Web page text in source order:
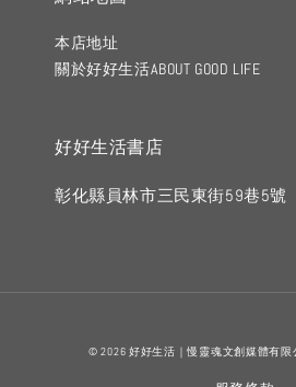
本店地址
關於好好生活ABOUT GOOD LIFE
好好生活書店
彰化縣員林市三民東街59巷5號
© 2026 好好生活｜慢靈魂文創媒體有限